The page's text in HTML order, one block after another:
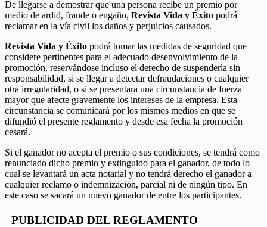
De llegarse a demostrar que una persona recibe un premio por
medio de ardid, fraude o engaño, Revista Vida y Éxito podrá
reclamar en la vía civil los daños y perjuicios causados.
Revista Vida y Éxito podrá tomar las medidas de seguridad que
considere pertinentes para el adecuado desenvolvimiento de la
promoción, reservándose incluso el derecho de suspenderla sin
responsabilidad, si se llegar a detectar defraudaciones o cualquier
otra irregularidad, o si se presentara una circunstancia de fuerza
mayor que afecte gravemente los intereses de la empresa. Esta
circunstancia se comunicará por los mismos medios en que se
difundió el presente reglamento y desde esa fecha la promoción
cesará.
Si el ganador no acepta el premio o sus condiciones, se tendrá como
renunciado dicho premio y extinguido para el ganador, de todo lo
cual se levantará un acta notarial y no tendrá derecho el ganador a
cualquier reclamo o indemnización, parcial ni de ningún tipo. En
este caso se sacará un nuevo ganador de entre los participantes.
PUBLICIDAD DEL REGLAMENTO